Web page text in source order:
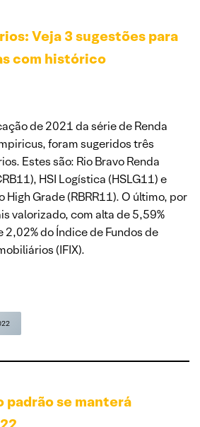
Veja 3 sugestões para
com histórico
de 2021 da série de Renda
foram sugeridos três
Estes são: Rio Bravo Renda
HSI Logística (HSLG11) e
High Grade (RBRR11). O último, por
valorizado, com alta de 5,59%
do Índice de Fundos de
(IFIX).
padrão se manterá